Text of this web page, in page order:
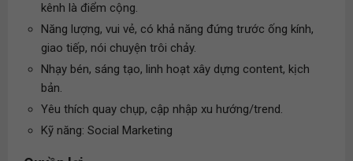
kênh là điểm cộng.
Năng lượng, vui vẻ, có khả năng đứng trước ống kính,
giao tiếp, nói chuyện trôi chảy.
Nhạy bén, sáng tạo, linh hoạt xây dựng content, kịch
bản.
Yêu thích quay chụp, cập nhập xu hướng/trend.
Kỹ năng: Social Marketing